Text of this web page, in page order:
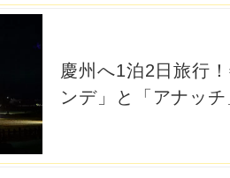
慶州へ1泊2日旅行
ンデ」と「アナッ